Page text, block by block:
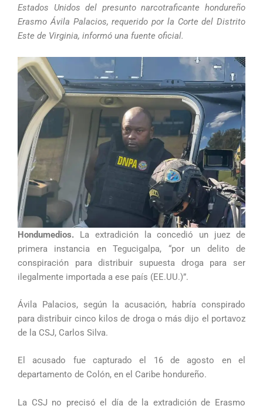
Estados Unidos del presunto narcotraficante hondureño
Erasmo Ávila Palacios, requerido por la Corte del Distrito
Este de Virginia, informó una fuente oficial.
Hondumedios. La extradición la concedió un juez de
primera instancia en Tegucigalpa, “por un delito de
conspiración para distribuir supuesta droga para ser
ilegalmente importada a ese país (EE.UU.)”.
Ávila Palacios, según la acusación, habría conspirado
para distribuir cinco kilos de droga o más dijo el portavoz
de la CSJ, Carlos Silva.
El acusado fue capturado el 16 de agosto en el
departamento de Colón, en el Caribe hondureño.
La CSJ no precisó el día de la extradición de Erasmo